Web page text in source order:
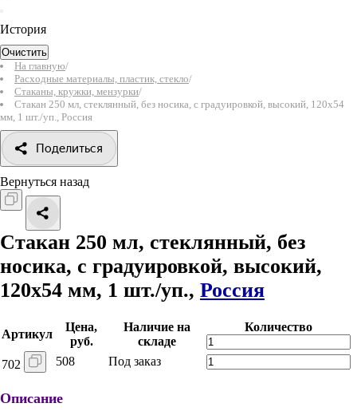
История
Очистить
На главную/
Расходные материалы, пластик, стекло/
Стаканы, кружки, мензурки/
Стакан 250 мл, стеклянный, без носика, с градуировкой, высокий, 120х54
мм, 1 шт./уп., Россия
Поделиться
Вернуться назад
Стакан 250 мл, стеклянный, без
носика, с градуировкой, высокий,
120х54 мм, 1 шт./уп., Россия
Артикул
Цена,
руб.
Наличие на
складе
Количество
702 508 Под заказ
Описание